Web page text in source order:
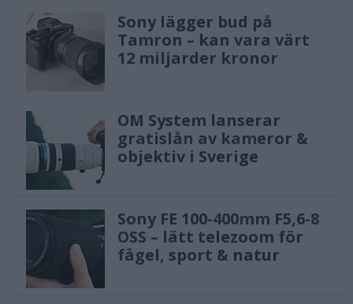
Sony lägger bud på
Tamron – kan vara värt
12 miljarder kronor
OM System lanserar
gratislån av kameror &
objektiv i Sverige
Sony FE 100-400mm F5,6-8
OSS – lätt telezoom för
fågel, sport & natur